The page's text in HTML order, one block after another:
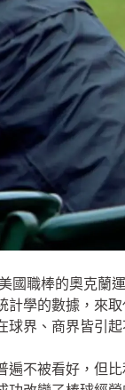
職棒的奧克蘭
學的數據，來
界、商界皆引起
不被看好，但